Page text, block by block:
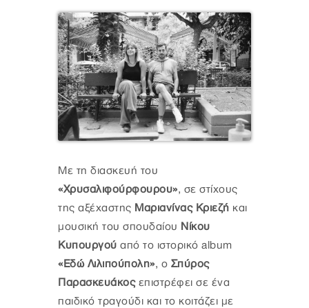
Με τη διασκευή του
«Χρυσαλιφούρφουρου», σε στίχους
της αξέχαστης Μαριανίνας Κριεζή και
μουσική του σπουδαίου Νίκου
Κυπουργού από το ιστορικό album
«Εδώ Λιλιπούπολη», ο Σπύρος
Παρασκευάκοςεπιστρέφει σε ένα
παιδικό τραγούδι και το κοιτάζει με